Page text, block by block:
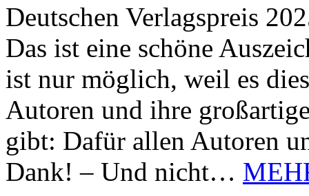
Deutschen Verlagspreis
Das ist eine schöne
ist nur möglich, weil es
Autoren und ihre
gibt: Dafür allen Autoren
Dank! – Und nicht…